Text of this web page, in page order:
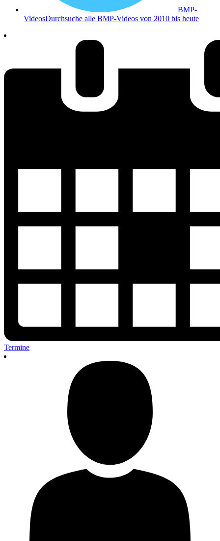
BMP-
VideosDurchsuche alle BMP-Videos von 2010 bis heute
Termine